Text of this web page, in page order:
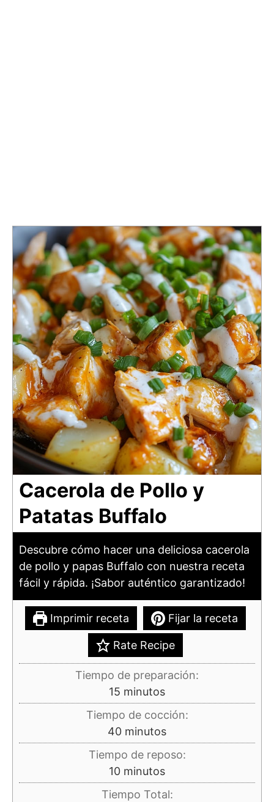
Cacerola de Pollo y
Patatas Buffalo
Descubre cómo hacer una deliciosa cacerola
de pollo y papas Buffalo con nuestra receta
fácil y rápida. ¡Sabor auténtico garantizado!
Imprimir receta Fijar la receta
Rate Recipe
Tiempo de preparación:
15 minutos
minutos
Tiempo de cocción:
40minutos
minutos
Tiempo de reposo:
10minutos
minutos
Tiempo Total: